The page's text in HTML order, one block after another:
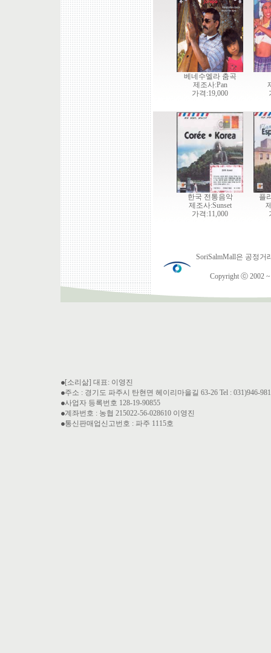
베네수엘라 춤곡
제조사:Pan
가격:19,000
한국 전통음악
제조사:Sunset
가격:11,000
플
SoriSalmMall은 공정
Copyright ⓒ 2002 ~
[소리삶] 대표: 이영진
주소 : 경기도 파주시 탄현면 헤이리마을길 63-26 Tel : 031)946-
사업자 등록번호 128-19-90855
계좌번호 : 농협 215022-56-028610 이영진
통신판매업신고번호 : 파주 1115호